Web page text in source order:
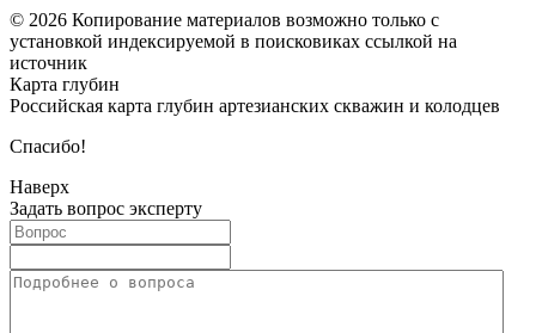
© 2026 Копирование материалов возможно только с
установкой индексируемой в поисковиках ссылкой на
источник
Карта глубин
Российская карта глубин артезианских скважин и колодцев
Спасибо!
Наверх
Задать вопрос эксперту